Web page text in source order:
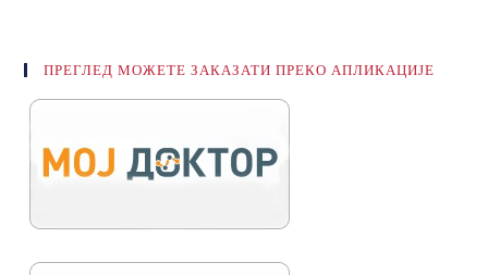
ПРЕГЛЕД МОЖЕТЕ ЗАКАЗАТИ ПРЕКО АПЛИКАЦИЈЕ